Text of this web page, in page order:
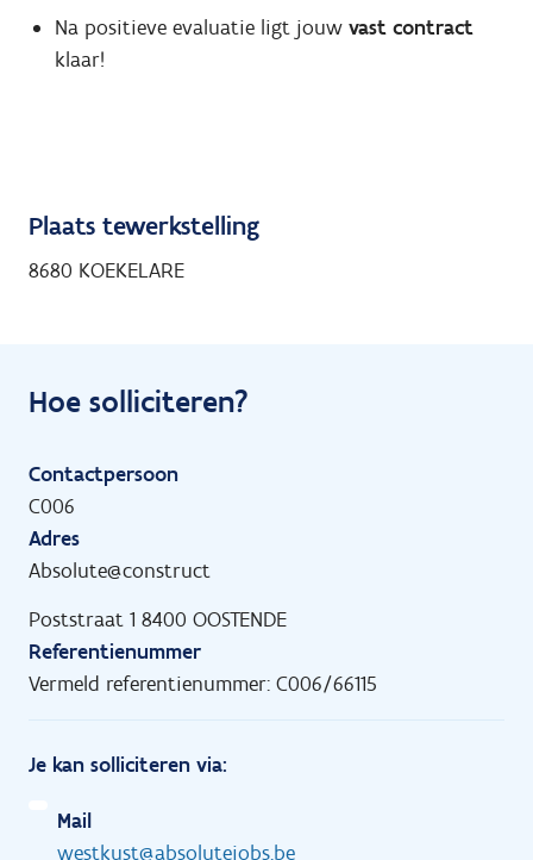
Na positieve evaluatie ligt jouw vast contract
klaar!
Plaats tewerkstelling
8680 KOEKELARE
Hoe solliciteren?
Contactpersoon
C006
Adres
Absolute@construct
Poststraat 1 8400 OOSTENDE
Referentienummer
Vermeld referentienummer: C006/66115
Je kan solliciteren via:
Mail
westkust@absolutejobs.be